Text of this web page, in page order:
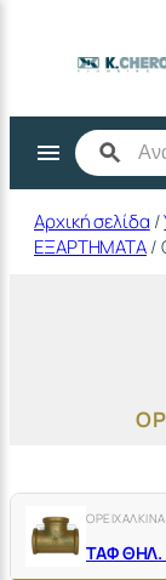
περιεχόμενο
Αρχική σελίδα /
ΕΞΑΡΤΗΜΑΤΑ/
ΤΑΦ ΘΗΛ.